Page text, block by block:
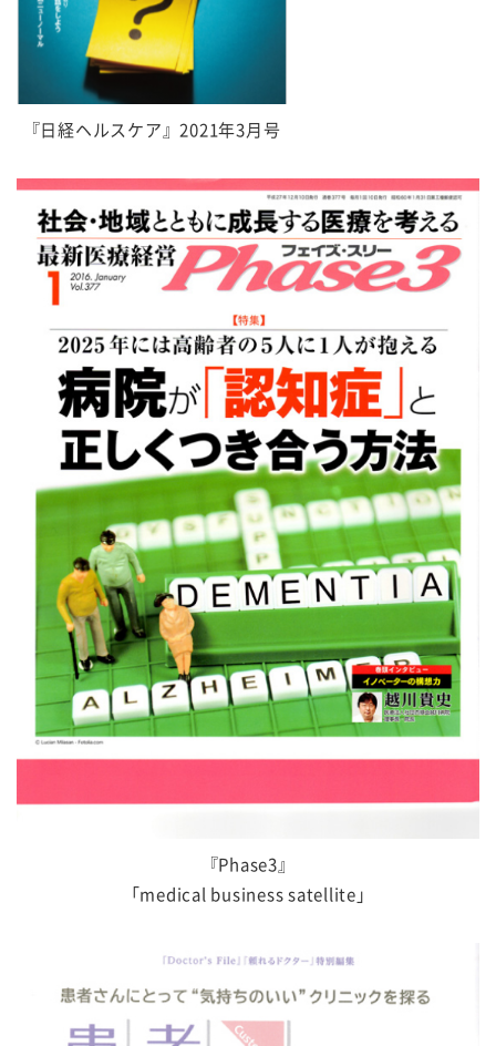
『日経ヘルスケア』2021年3月号
『Phase3』
「medical business satellite」